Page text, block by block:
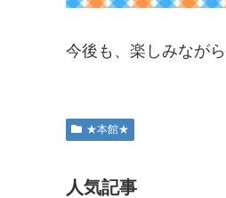
今後も、楽しみなが
★本館★
人気記事